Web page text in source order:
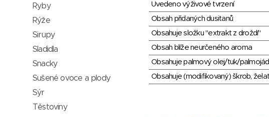
Uvedeno výživové tvrzení
Obsah přidaných dusitanů
Obsahuje složku "extrakt z droždí"
Obsah blíže neurčeného aroma
Obsahuje palmový olej/tuk/
Obsahuje (modifikovaný) škrob,
Ryby
Rýže
Sirupy
Sladidla
Snacky
Sušené ovoce a plody
Sýr
Těstoviny